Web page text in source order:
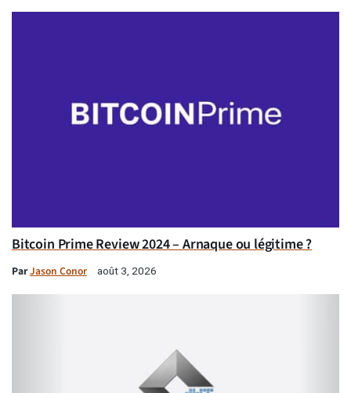
Bitcoin Prime Review 2024 – Arnaque ou légitime ?
ParJason Conor août 3, 2026